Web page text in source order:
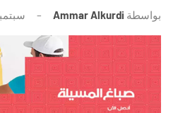
بواسطة Ammar Alkurdi سبتمبر 28,